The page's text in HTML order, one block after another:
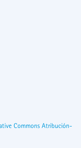
Commons Atribución-